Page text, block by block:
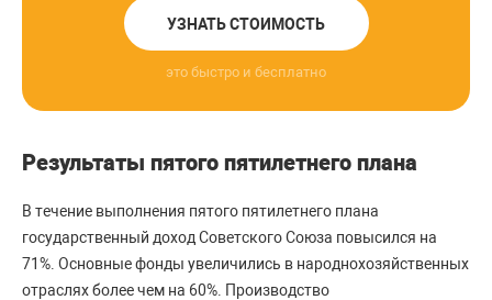
УЗНАТЬ СТОИМОСТЬ
это быстро и бесплатно
Результаты пятого пятилетнего плана
В течение выполнения пятого пятилетнего плана
государственный доход Советского Союза повысился на
71%. Основные фонды увеличились в народнохозяйственных
отраслях более чем на 60%. Производство